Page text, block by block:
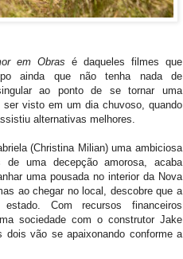
em Obrasé daqueles filmes que
ainda que não tenha nada de
ao ponto de se tornar uma
visto em um dia chuvoso, quando
alternativas melhores.
(Christina Milian) uma ambiciosa
de uma decepção amorosa, acaba
uma pousada no interior da Nova
ao chegar no local, descobre que a
Com recursos financeiros
sociedade com o construtor Jake
dois vão se apaixonando conforme a